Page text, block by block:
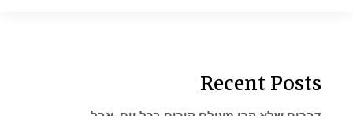
Recent Posts